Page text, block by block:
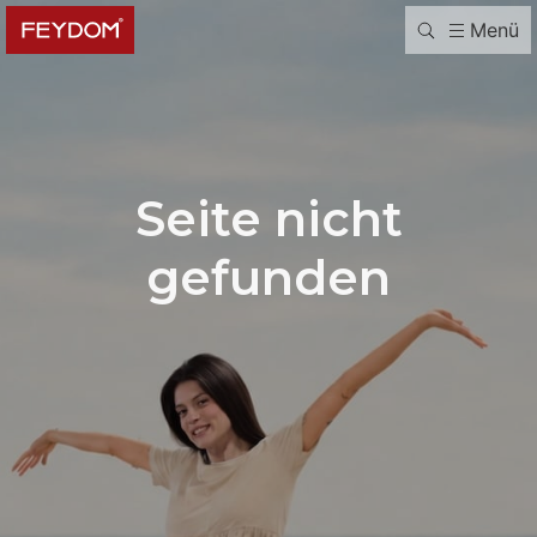
Menü
Seite nicht
gefunden